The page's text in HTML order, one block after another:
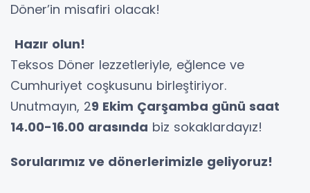
Döner’in misafiri olacak!
Hazır olun!
Teksos Döner lezzetleriyle, eğlence ve
Cumhuriyet coşkusunu birleştiriyor.
Unutmayın, 29 Ekim Çarşamba günü saat
14.00-16.00 arasında biz sokaklardayız!
Sorularımız ve dönerlerimizle geliyoruz!